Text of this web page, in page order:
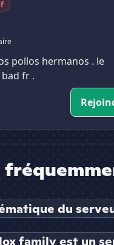
pollos hermanos . le
fr .
du
family est un